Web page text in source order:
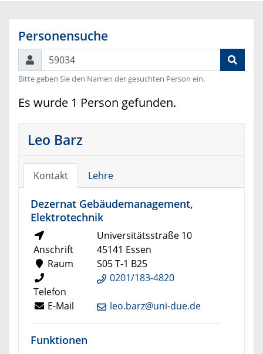
Personensuche
Suchen
Bitte geben Sie den Namen der gesuchten Person ein.
Es wurde 1 Person gefunden.
Leo Barz
Kontakt Lehre
Dezernat Gebäudemanagement,
Elektrotechnik
Anschrift
Universitätsstraße 10
45141 Essen
Raum
S05 T-1 B25
Telefon
0201/183-4820
E-Mail leo.barz@uni-due.de
Funktionen